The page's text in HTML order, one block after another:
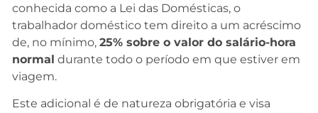
conhecida como a Lei das Domésticas, o
trabalhador doméstico tem direito a um acréscimo
de, no mínimo, 25% sobre o valor do salário-hora
normal durante todo o período em que estiver em
viagem.
Este adicional é de natureza obrigatória e visa